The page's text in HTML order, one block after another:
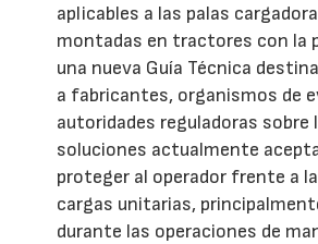
aplicables a las palas
montadas en tractores con la
una nueva Guía Técnica
a fabricantes, organismos de
autoridades reguladoras sobre
soluciones actualmente
proteger al operador frente a
cargas unitarias,
durante las operaciones de